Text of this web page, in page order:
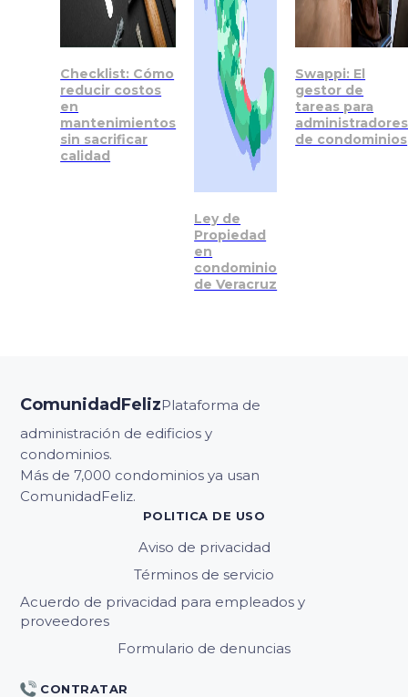
Checklist: Cómo
reducir costos
en
mantenimientos
sin sacrificar
calidad
Ley de
Propiedad
en
condominio
de Veracruz
Swappi: El
gestor de
tareas para
administradores
de condominios
ComunidadFelizPlataforma de
administración de edificios y
condominios.
Más de 7,000 condominios ya usan
ComunidadFeliz.
POLITICA DE USO
Aviso de privacidad
Términos de servicio
Acuerdo de privacidad para empleados y
proveedores
Formulario de denuncias
CONTRATAR